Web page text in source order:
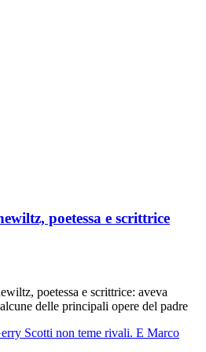
poetessa e scrittrice
poetessa e scrittrice: aveva
delle principali opere del padre